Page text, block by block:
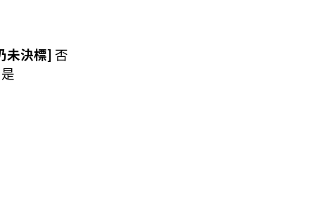
未決標] 否
是